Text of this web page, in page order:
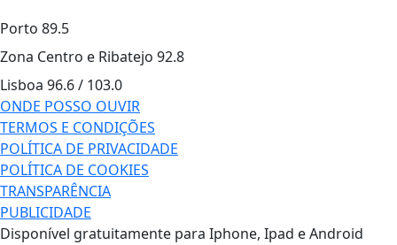
Porto 89.5
Zona Centro e Ribatejo 92.8
Lisboa 96.6 / 103.0
ONDE POSSO OUVIR
TERMOS E CONDIÇÕES
POLÍTICA DE PRIVACIDADE
POLÍTICA DE COOKIES
TRANSPARÊNCIA
PUBLICIDADE
Disponível gratuitamente para Iphone, Ipad e Android